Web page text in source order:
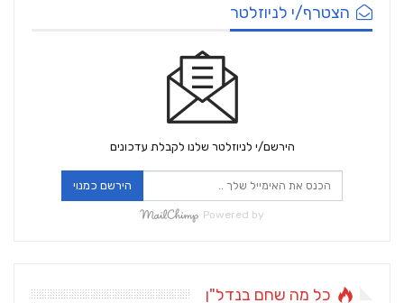
הצטרף/י לניוזלטר
הירשם/י לניוזלטר שלנו לקבלת עדכונים
הירשם כמנוי
Powered by
כל מה שחם בנדל"ן